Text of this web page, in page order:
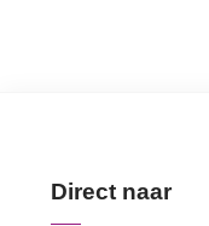
Direct naar